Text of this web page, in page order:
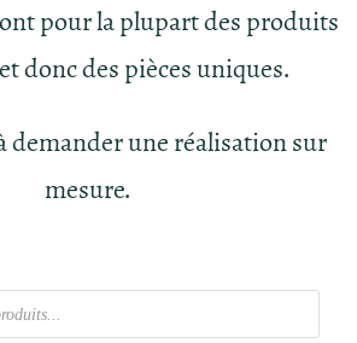
pour la plupart des produits
donc des pièces uniques.
demander une réalisation sur
mesure.